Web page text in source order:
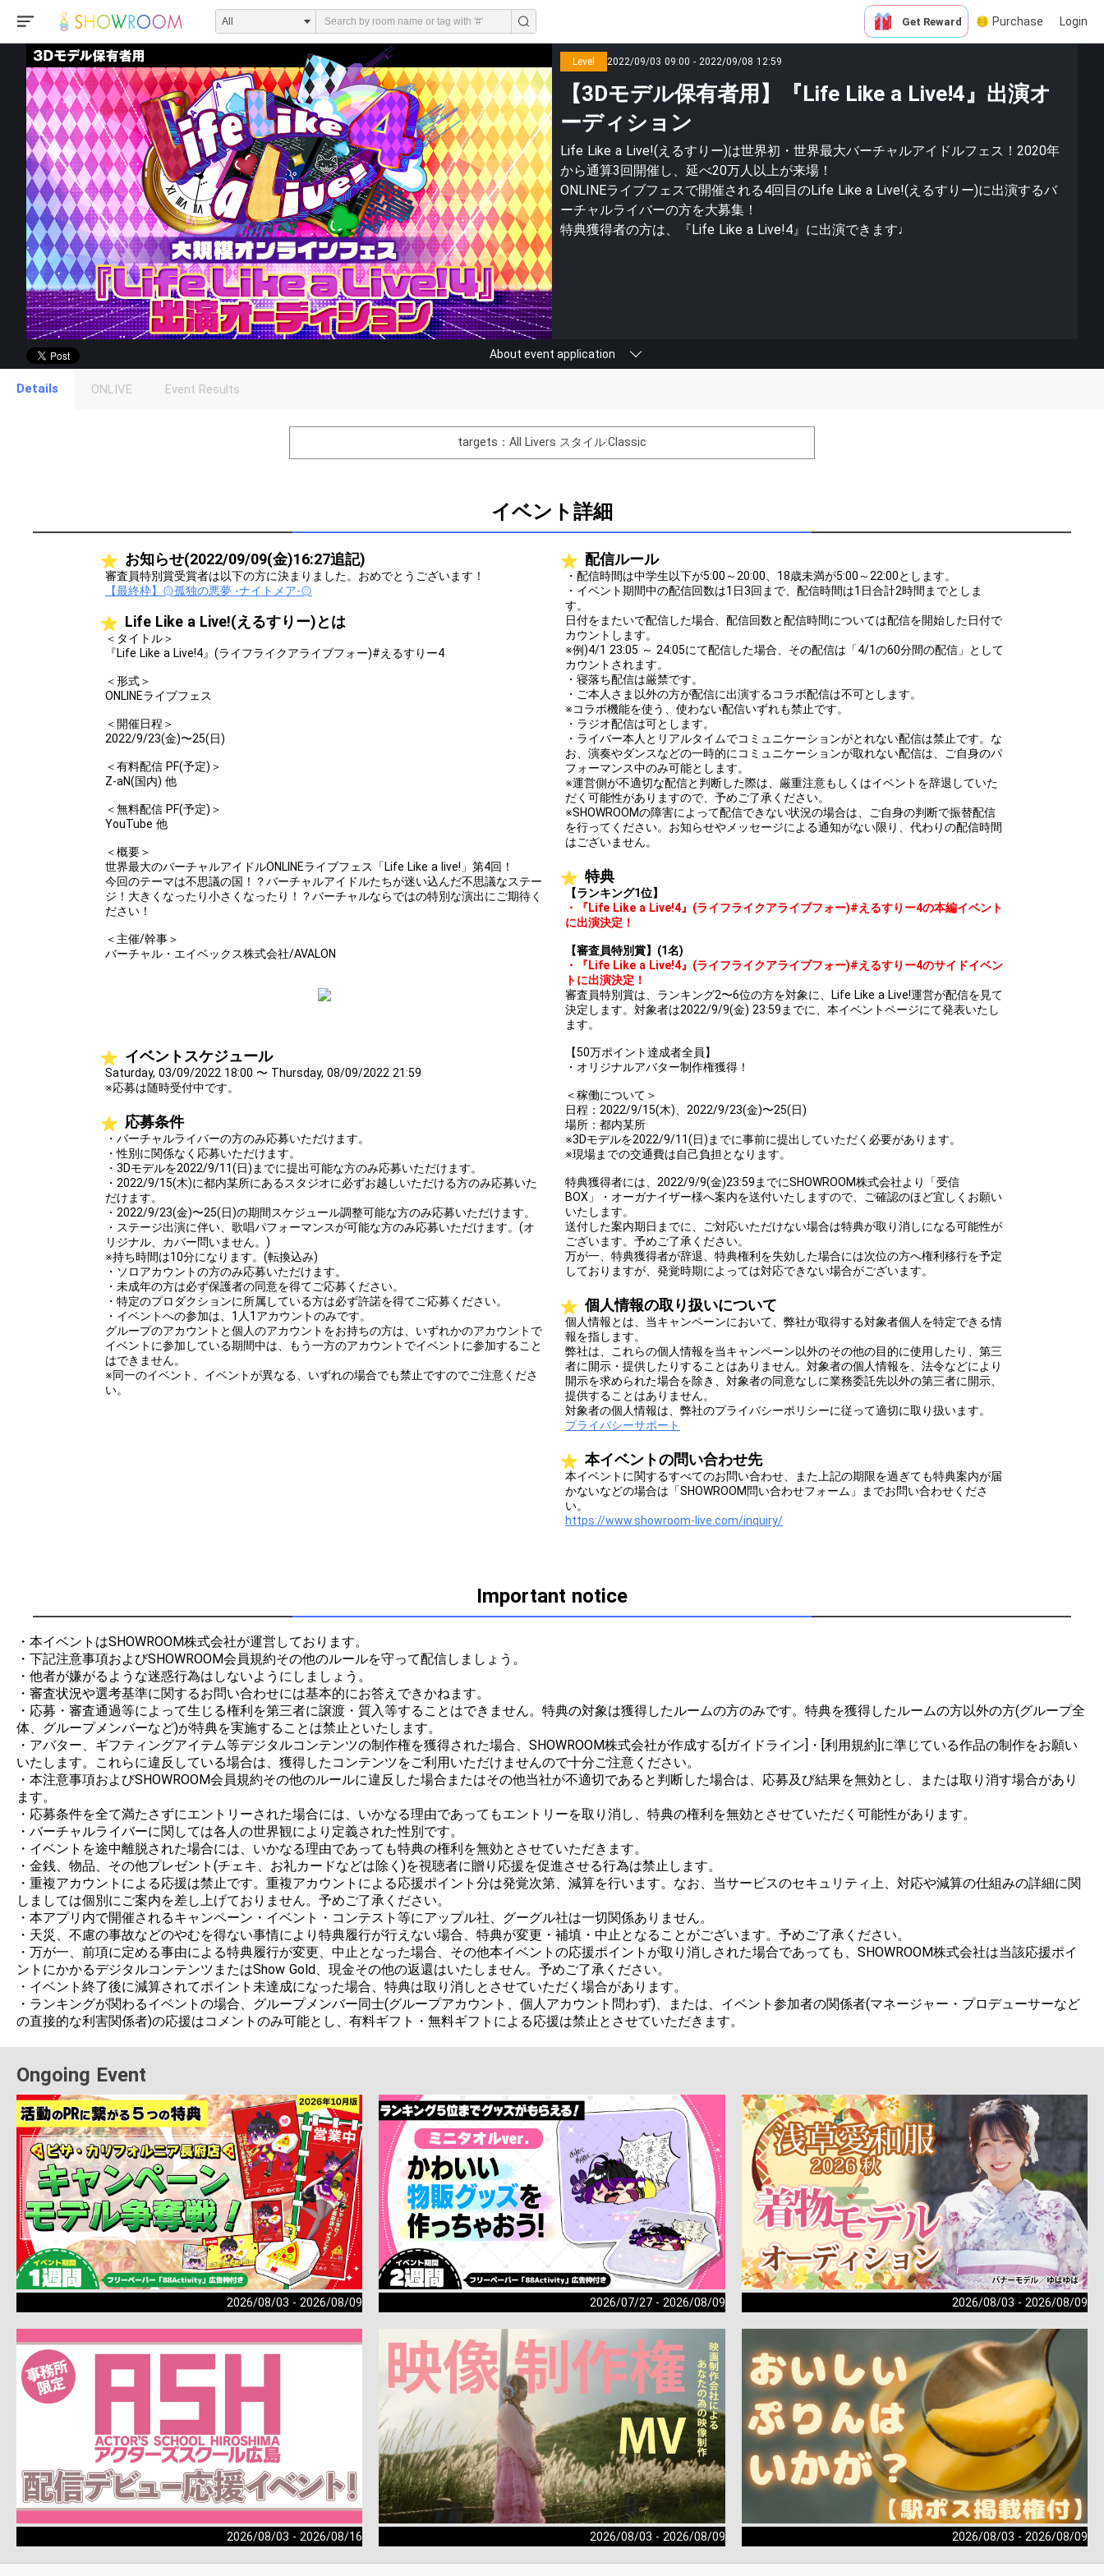
Get Reward Purchase Login
Level 2022/09/03 09:00 - 2022/09/08 12:59
【3Dモデル保有者用】『Life Like a Live!4』出演オ
ーディション
Life Like a Live!(えるすりー)は世界初・世界最大バーチャルアイドルフェス！2020年
から通算3回開催し、延べ20万人以上が来場！
ONLINEライブフェスで開催される4回目のLife Like a Live!(えるすりー)に出演するバ
ーチャルライバーの方を大募集！
特典獲得者の方は、『Life Like a Live!4』に出演できます♩
About event application
Level Points
Event Begins!
Throw gifts to the stage and join the live performance.
First, try throwing free Stars (once a day)! You can also charge Show Gold to purchase gifts
(available from 1 JPY)! When you continue to send gifts to the performer(s), the performer's
popularity ranking and your ranking go up.
To cheer on performers, you can send them gifts.
Comments
You can post comments. Please refrain from posting comments that may offend performers or
other users.
Close
Details ONLIVE Event Results
targets：All Livers スタイル:Classic
イベント詳細
お知らせ(2022/09/09(金)16:27追記)
審査員特別賞受賞者は以下の方に決まりました。おめでとうございます！
【最終枠】۞孤独の悪夢 -ナイトメア-۞
Life Like a Live!(えるすりー)とは
＜タイトル＞
『Life Like a Live!4』(ライフライクアライブフォー)#えるすりー4
＜形式＞
ONLINEライブフェス
＜開催日程＞
2022/9/23(金)〜25(日)
＜有料配信 PF(予定)＞
Z-aN(国内) 他
＜無料配信 PF(予定)＞
YouTube 他
＜概要＞
世界最大のバーチャルアイドルONLINEライブフェス「Life Like a live!」第4回！
今回のテーマは不思議の国！？バーチャルアイドルたちが迷い込んだ不思議なステー
ジ！大きくなったり小さくなったり！？バーチャルならではの特別な演出にご期待く
ださい！
＜主催/幹事＞
バーチャル・エイベックス株式会社/AVALON
イベントスケジュール
Saturday, 03/09/2022 18:00 〜 Thursday, 08/09/2022 21:59
※応募は随時受付中です。
応募条件
・バーチャルライバーの方のみ応募いただけます。
・性別に関係なく応募いただけます。
・3Dモデルを2022/9/11(日)までに提出可能な方のみ応募いただけます。
・2022/9/15(木)に都内某所にあるスタジオに必ずお越しいただける方のみ応募いた
だけます。
・2022/9/23(金)〜25(日)の期間スケジュール調整可能な方のみ応募いただけます。
・ステージ出演に伴い、歌唱パフォーマンスが可能な方のみ応募いただけます。(オ
リジナル、カバー問いません。)
※持ち時間は10分になります。(転換込み)
・ソロアカウントの方のみ応募いただけます。
・未成年の方は必ず保護者の同意を得てご応募ください。
・特定のプロダクションに所属している方は必ず許諾を得てご応募ください。
・イベントへの参加は、1人1アカウントのみです。
グループのアカウントと個人のアカウントをお持ちの方は、いずれかのアカウントで
イベントに参加している期間中は、もう一方のアカウントでイベントに参加すること
はできません。
※同一のイベント、イベントが異なる、いずれの場合でも禁止ですのでご注意くださ
い。
配信ルール
・配信時間は中学生以下が5:00～20:00、18歳未満が5:00～22:00とします。
・イベント期間中の配信回数は1日3回まで、配信時間は1日合計2時間までとしま
す。
日付をまたいで配信した場合、配信回数と配信時間については配信を開始した日付で
カウントします。
※例)4/1 23:05 ～ 24:05にて配信した場合、その配信は「4/1の60分間の配信」として
カウントされます。
・寝落ち配信は厳禁です。
・ご本人さま以外の方が配信に出演するコラボ配信は不可とします。
※コラボ機能を使う、使わない配信いずれも禁止です。
・ラジオ配信は可とします。
・ライバー本人とリアルタイムでコミュニケーションがとれない配信は禁止です。な
お、演奏やダンスなどの一時的にコミュニケーションが取れない配信は、ご自身のパ
フォーマンス中のみ可能とします。
※運営側が不適切な配信と判断した際は、厳重注意もしくはイベントを辞退していた
だく可能性がありますので、予めご了承ください。
※SHOWROOMの障害によって配信できない状況の場合は、ご自身の判断で振替配信
を行ってください。お知らせやメッセージによる通知がない限り、代わりの配信時間
はございません。
特典
【ランキング1位】
・『Life Like a Live!4』(ライフライクアライブフォー)#えるすりー4の本編イベント
に出演決定！
【審査員特別賞】(1名)
・『Life Like a Live!4』(ライフライクアライブフォー)#えるすりー4のサイドイベン
トに出演決定！
審査員特別賞は、ランキング2〜6位の方を対象に、Life Like a Live!運営が配信を見て
決定します。対象者は2022/9/9(金) 23:59までに、本イベントページにて発表いたし
ます。
【50万ポイント達成者全員】
・オリジナルアバター制作権獲得！
＜稼働について＞
日程：2022/9/15(木)、2022/9/23(金)〜25(日)
場所：都内某所
※3Dモデルを2022/9/11(日)までに事前に提出していただく必要があります。
※現場までの交通費は自己負担となります。
特典獲得者には、2022/9/9(金)23:59までにSHOWROOM株式会社より「受信
BOX」・オーガナイザー様へ案内を送付いたしますので、ご確認のほど宜しくお願い
いたします。
送付した案内期日までに、ご対応いただけない場合は特典が取り消しになる可能性が
ございます。予めご了承ください。
万が一、特典獲得者が辞退、特典権利を失効した場合には次位の方へ権利移行を予定
しておりますが、発覚時期によっては対応できない場合がございます。
個人情報の取り扱いについて
個人情報とは、当キャンペーンにおいて、弊社が取得する対象者個人を特定できる情
報を指します。
弊社は、これらの個人情報を当キャンペーン以外のその他の目的に使用したり、第三
者に開示・提供したりすることはありません。対象者の個人情報を、法令などにより
開示を求められた場合を除き、対象者の同意なしに業務委託先以外の第三者に開示、
提供することはありません。
対象者の個人情報は、弊社のプライバシーポリシーに従って適切に取り扱います。
プライバシーサポート
本イベントの問い合わせ先
本イベントに関するすべてのお問い合わせ、また上記の期限を過ぎても特典案内が届
かないなどの場合は「SHOWROOM問い合わせフォーム」までお問い合わせくださ
い。
https://www.showroom-live.com/inquiry/
Important notice
・本イベントはSHOWROOM株式会社が運営しております。
・下記注意事項およびSHOWROOM会員規約その他のルールを守って配信しましょう。
・他者が嫌がるような迷惑行為はしないようにしましょう。
・審査状況や選考基準に関するお問い合わせには基本的にお答えできかねます。
・応募・審査通過等によって生じる権利を第三者に譲渡・質入等することはできません。特典の対象は獲得したルームの方のみです。特典を獲得したルームの方以外の方(グループ全
体、グループメンバーなど)が特典を実施することは禁止といたします。
・アバター、ギフティングアイテム等デジタルコンテンツの制作権を獲得された場合、SHOWROOM株式会社が作成する[ガイドライン]・[利用規約]に準じている作品の制作をお願い
いたします。これらに違反している場合は、獲得したコンテンツをご利用いただけませんので十分ご注意ください。
・本注意事項およびSHOWROOM会員規約その他のルールに違反した場合またはその他当社が不適切であると判断した場合は、応募及び結果を無効とし、または取り消す場合があり
ます。
・応募条件を全て満たさずにエントリーされた場合には、いかなる理由であってもエントリーを取り消し、特典の権利を無効とさせていただく可能性があります。
・バーチャルライバーに関しては各人の世界観により定義された性別です。
・イベントを途中離脱された場合には、いかなる理由であっても特典の権利を無効とさせていただきます。
・金銭、物品、その他プレゼント(チェキ、お礼カードなどは除く)を視聴者に贈り応援を促進させる行為は禁止します。
・重複アカウントによる応援は禁止です。重複アカウントによる応援ポイント分は発覚次第、減算を行います。なお、当サービスのセキュリティ上、対応や減算の仕組みの詳細に関
しましては個別にご案内を差し上げておりません。予めご了承ください。
・本アプリ内で開催されるキャンペーン・イベント・コンテスト等にアップル社、グーグル社は一切関係ありません。
・天災、不慮の事故などのやむを得ない事情により特典履行が行えない場合、特典が変更・補填・中止となることがございます。予めご了承ください。
・万が一、前項に定める事由による特典履行が変更、中止となった場合、その他本イベントの応援ポイントが取り消しされた場合であっても、SHOWROOM株式会社は当該応援ポイ
ントにかかるデジタルコンテンツまたはShow Gold、現金その他の返還はいたしません。予めご了承ください。
・イベント終了後に減算されてポイント未達成になった場合、特典は取り消しとさせていただく場合があります。
・ランキングが関わるイベントの場合、グループメンバー同士(グループアカウント、個人アカウント問わず)、または、イベント参加者の関係者(マネージャー・プロデューサーなど
の直接的な利害関係者)の応援はコメントのみ可能とし、有料ギフト・無料ギフトによる応援は禁止とさせていただきます。
Ongoing Event
2026/08/03 - 2026/08/09 2026/07/27 - 2026/08/09 2026/08/03 - 2026/08/09
2026/08/03 - 2026/08/16 2026/08/03 - 2026/08/09 2026/08/03 - 2026/08/09